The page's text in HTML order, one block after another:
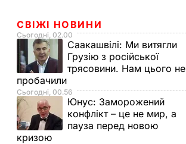
СВІЖІ НОВИНИ
Сьогодні, 02.00
Саакашвілі: Ми витягли
Грузію з російської
трясовини. Нам цього не
пробачили
Сьогодні, 00.56
Юнус: Заморожений
конфлікт – це не мир, а
пауза перед новою
кризою